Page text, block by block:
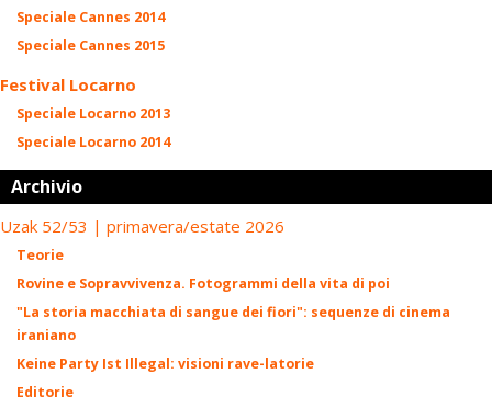
Speciale Cannes 2014
Speciale Cannes 2015
Festival Locarno
Speciale Locarno 2013
Speciale Locarno 2014
Archivio
Uzak 52/53 | primavera/estate 2026
Teorie
Rovine e Sopravvivenza. Fotogrammi della vita di poi
"La storia macchiata di sangue dei fiori": sequenze di cinema
iraniano
Keine Party Ist Illegal: visioni rave-latorie
Editorie